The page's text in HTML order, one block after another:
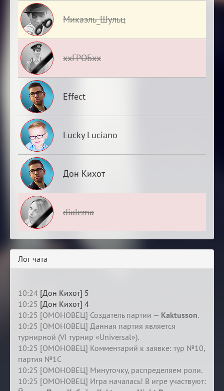
Микаэль_Шульц
ххГРОБхх
Effect
Lucky Luciano
Дон Кихот
dialema
Лог чата
10:24 [Дон Кихот] 5
10:25 [Дон Кихот] 4
10:25 [ОМОНОВЕЦ] Создатель партии — Kaktusson.
10:25 [ОМОНОВЕЦ] Данная партия является
турнирной (VI турнир «Universal»).
10:25 [ОМОНОВЕЦ] Комментарий к заявке: тур №10,
партия №1C
10:25 [ОМОНОВЕЦ] Минуточку, распределяем роли.
10:25 [ОМОНОВЕЦ] Игра началась! В игре участвуют: